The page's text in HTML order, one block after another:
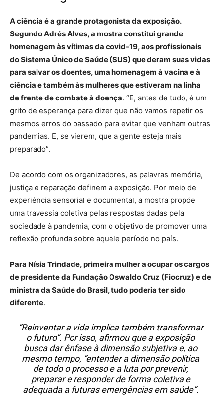
A ciência é a grande protagonista da exposição.
Segundo Adrés Alves, a mostra constitui grande
homenagem às vítimas da covid-19, aos profissionais
do Sistema Único de Saúde (SUS) que deram suas vidas
para salvar os doentes, uma homenagem à vacina e à
ciência e também às mulheres que estiveram na linha
de frente de combate à doença. “E, antes de tudo, é um
grito de esperança para dizer que não vamos repetir os
mesmos erros do passado para evitar que venham outras
pandemias. E, se vierem, que a gente esteja mais
preparado”.
De acordo com os organizadores, as palavras memória,
justiça e reparação definem a exposição. Por meio de
experiência sensorial e documental, a mostra propõe
uma travessia coletiva pelas respostas dadas pela
sociedade à pandemia, com o objetivo de promover uma
reflexão profunda sobre aquele período no país.
Para Nísia Trindade, primeira mulher a ocupar os cargos
de presidente da Fundação Oswaldo Cruz (Fiocruz) e de
ministra da Saúde do Brasil, tudo poderia ter sido
diferente.
“Reinventar a vida implica também transformar
o futuro”. Por isso, afirmou que a exposição
busca dar ênfase à dimensão subjetiva e, ao
mesmo tempo, “entender a dimensão política
de todo o processo e a luta por prevenir,
preparar e responder de forma coletiva e
adequada a futuras emergências em saúde”.